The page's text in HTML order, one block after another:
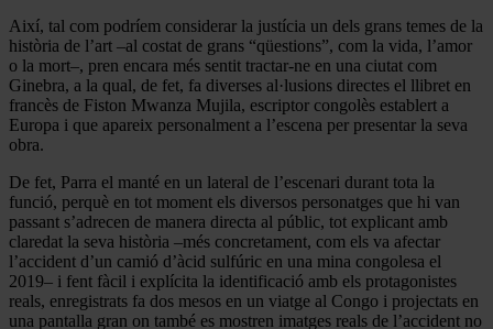
Així, tal com podríem considerar la justícia un dels grans temes de la
història de l’art –al costat de grans “qüestions”, com la vida, l’amor
o la mort–, pren encara més sentit tractar-ne en una ciutat com
Ginebra, a la qual, de fet, fa diverses al·lusions directes el llibret en
francès de Fiston Mwanza Mujila, escriptor congolès establert a
Europa i que apareix personalment a l’escena per presentar la seva
obra.
De fet, Parra el manté en un lateral de l’escenari durant tota la
funció, perquè en tot moment els diversos personatges que hi van
passant s’adrecen de manera directa al públic, tot explicant amb
claredat la seva història –més concretament, com els va afectar
l’accident d’un camió d’àcid sulfúric en una mina congolesa el
2019– i fent fàcil i explícita la identificació amb els protagonistes
reals, enregistrats fa dos mesos en un viatge al Congo i projectats en
una pantalla gran on també es mostren imatges reals de l’accident no